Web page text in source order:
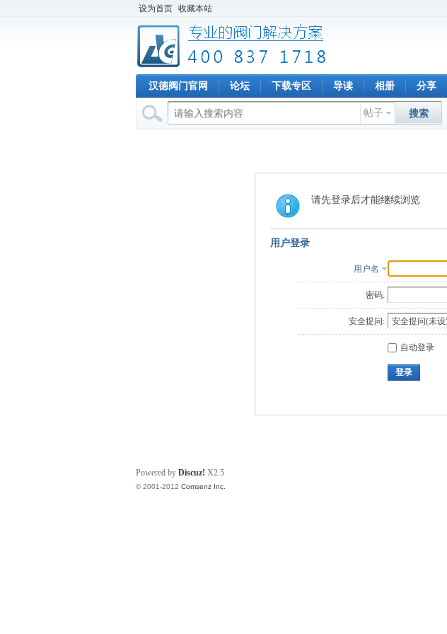
设为首页 收藏本站
汉德阀门官网 论坛 下载专区 导读 相册 分享
帖子 搜索
请先登录后才能继续浏览
用户登录
用户名
密码:
安全提问:
自动登录
登录
Powered by Discuz! X2.5
© 2001-2012 Comsenz Inc.